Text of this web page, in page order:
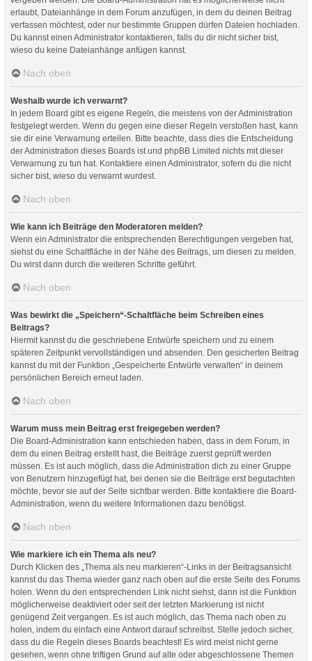
erlaubt, Dateianhänge in dem Forum anzufügen, in dem du deinen Beitrag
verfassen möchtest, oder nur bestimmte Gruppen dürfen Dateien hochladen.
Du kannst einen Administrator kontaktieren, falls du dir nicht sicher bist,
wieso du keine Dateianhänge anfügen kannst.
Nach oben
Weshalb wurde ich verwarnt?
In jedem Board gibt es eigene Regeln, die meistens von der Administration
festgelegt werden. Wenn du gegen eine dieser Regeln verstoßen hast, kann
sie dir eine Verwarnung erteilen. Bitte beachte, dass dies die Entscheidung
der Administration dieses Boards ist und phpBB Limited nichts mit dieser
Verwarnung zu tun hat. Kontaktiere einen Administrator, sofern du die nicht
sicher bist, wieso du verwarnt wurdest.
Nach oben
Wie kann ich Beiträge den Moderatoren melden?
Wenn ein Administrator die entsprechenden Berechtigungen vergeben hat,
siehst du eine Schaltfläche in der Nähe des Beitrags, um diesen zu melden.
Du wirst dann durch die weiteren Schritte geführt.
Nach oben
Was bewirkt die „Speichern“-Schaltfläche beim Schreiben eines
Beitrags?
Hiermit kannst du die geschriebene Entwürfe speichern und zu einem
späteren Zeitpunkt vervollständigen und absenden. Den gesicherten Beitrag
kannst du mit der Funktion „Gespeicherte Entwürfe verwalten“ in deinem
persönlichen Bereich erneut laden.
Nach oben
Warum muss mein Beitrag erst freigegeben werden?
Die Board-Administration kann entschieden haben, dass in dem Forum, in
dem du einen Beitrag erstellt hast, die Beiträge zuerst geprüft werden
müssen. Es ist auch möglich, dass die Administration dich zu einer Gruppe
von Benutzern hinzugefügt hat, bei denen sie die Beiträge erst begutachten
möchte, bevor sie auf der Seite sichtbar werden. Bitte kontaktiere die Board-
Administration, wenn du weitere Informationen dazu benötigst.
Nach oben
Wie markiere ich ein Thema als neu?
Durch Klicken des „Thema als neu markieren“-Links in der Beitragsansicht
kannst du das Thema wieder ganz nach oben auf die erste Seite des Forums
holen. Wenn du den entsprechenden Link nicht siehst, dann ist die Funktion
möglicherweise deaktiviert oder seit der letzten Markierung ist nicht
genügend Zeit vergangen. Es ist auch möglich, das Thema nach oben zu
holen, indem du einfach eine Antwort darauf schreibst. Stelle jedoch sicher,
dass du die Regeln dieses Boards beachtest! Es wird meist nicht gerne
gesehen, wenn ohne triftigen Grund auf alte oder abgeschlossene Themen